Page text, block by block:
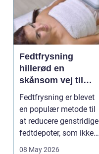
Fedtfrysning
hillerød en
skånsom vej til
reduktion af lokale
fedtdepoter
Fedtfrysning er blevet
en populær metode til
at reducere genstridige
fedtdepoter, som ikke
08 May 2026